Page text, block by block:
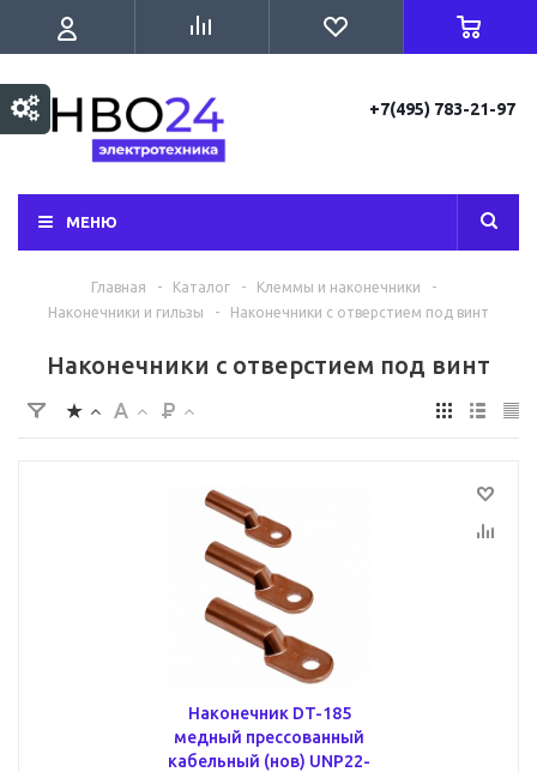
+7(495) 783-21-97
МЕНЮ
Главная - Каталог - Клеммы и наконечники
-
Наконечники и гильзы
- Наконечники с отверстием под винт
Наконечники с отверстием под винт
Наконечник DT-185
медный прессованный
кабельный (нов) UNP22-